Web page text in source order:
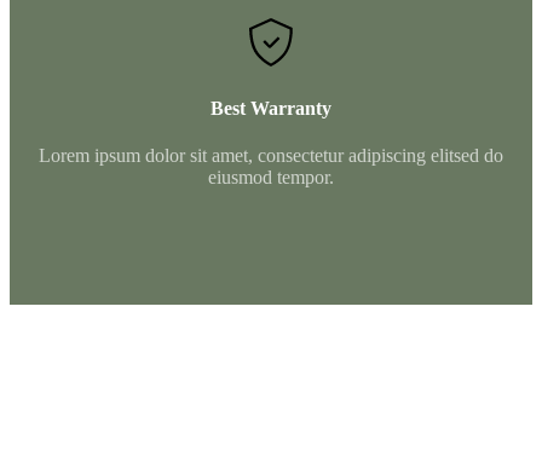
Best Warranty
Lorem ipsum dolor sit amet, consectetur adipiscing elitsed do
eiusmod tempor.